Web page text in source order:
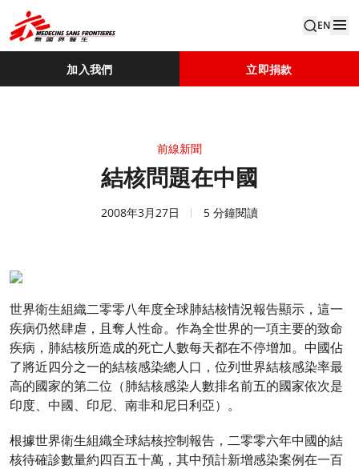
EN
加入我們 立即捐款
前線新聞
結核問題在中國
2008年3月27日 5 分鐘閱讀
世界衛生組織二零零八年度全球肺結核情況報告顯示，這一
疾病仍然肆虐，且奪人性命。作為全世界的一項主要的致命
疾病，肺結核所造成的死亡人數每天都在不停增加。中國佔
了將近四分之一的結核感染總人口，位列世界結核感染率最
高的國家的第二位（肺結核感染人數排名前五的國家依次是
印度、中國、印尼、南非和尼日利亞）。
根據世界衛生組織全球結核控制報告，二零零六年中國的結
核待確診數量約四百五十萬，其中預計新增感染案例在一百